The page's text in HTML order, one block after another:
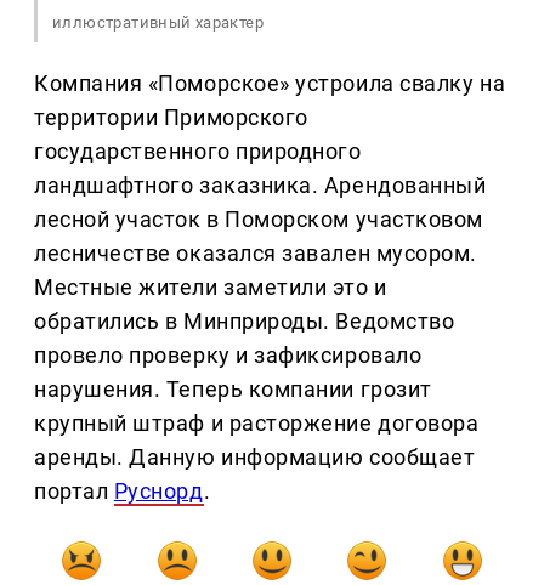
иллюстративный характер
Компания «Поморское» устроила свалку на
территории Приморского
государственного природного
ландшафтного заказника. Арендованный
лесной участок в Поморском участковом
лесничестве оказался завален мусором.
Местные жители заметили это и
обратились в Минприроды. Ведомство
провело проверку и зафиксировало
нарушения. Теперь компании грозит
крупный штраф и расторжение договора
аренды. Данную информацию сообщает
портал Руснорд.